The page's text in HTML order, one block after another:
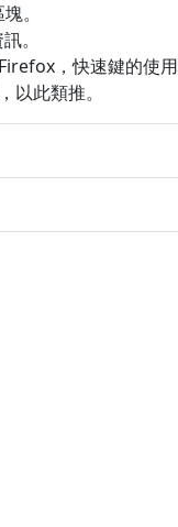
。
。
，快速鍵的使
以此類推。